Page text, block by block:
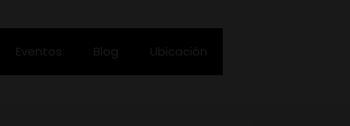
Eventos Blog Ubicación